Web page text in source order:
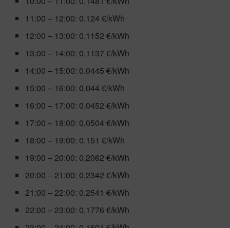
11:00 – 12:00: 0,124 €/kWh
12:00 – 13:00: 0,1152 €/kWh
13:00 – 14:00: 0,1137 €/kWh
14:00 – 15:00: 0,0445 €/kWh
15:00 – 16:00: 0,044 €/kWh
16:00 – 17:00: 0,0452 €/kWh
17:00 – 18:00: 0,0504 €/kWh
18:00 – 19:00: 0,151 €/kWh
19:00 – 20:00: 0,2062 €/kWh
20:00 – 21:00: 0,2342 €/kWh
21:00 – 22:00: 0,2541 €/kWh
22:00 – 23:00: 0,1776 €/kWh